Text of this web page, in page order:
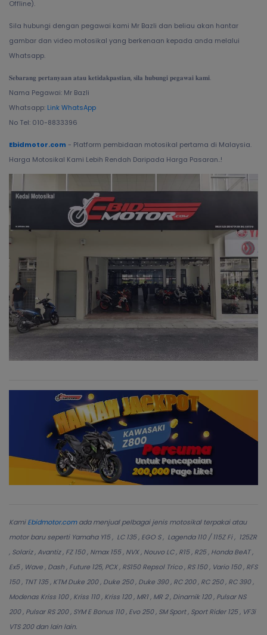
Offline).
Sila hubungi dengan pegawai kami Mr Bazli dan beliau akan hantar
gambar dan video motosikal yang berkenaan kepada anda melalui
Whatsapp.
𝐒𝐞𝐛𝐚𝐫𝐚𝐧𝐠 𝐩𝐞𝐫𝐭𝐚𝐧𝐲𝐚𝐚𝐧 𝐚𝐭𝐚𝐮 𝐤𝐞𝐭𝐢𝐝𝐚𝐤𝐩𝐚𝐬𝐭𝐢𝐚𝐧, 𝐬𝐢𝐥𝐚 𝐡𝐮𝐛𝐮𝐧𝐠𝐢 𝐩𝐞𝐠𝐚𝐰𝐚𝐢 𝐤𝐚𝐦𝐢.
Nama Pegawai: Mr Bazli
Whatsapp: Link WhatsApp
No Tel: 010-8833396
Ebidmotor.com - Platform pembidaan motosikal pertama di Malaysia.
Harga Motosikal Kami Lebih Rendah Daripada Harga Pasaran..!
KamiEbidmotor.comada menjual pelbagai jenis motosikal terpakai atau
motor baru seperti Yamaha Y15 , LC 135 , EGO S , Lagenda 110 / 115Z Fi , 125ZR
, Solariz , Avantiz , FZ 150 , Nmax 155 , NVX , Nouvo LC , R15 , R25 , Honda BeAT ,
Ex5 , Wave , Dash , Future 125, PCX , RS150 Repsol Trico , RS 150 , Vario 150 , RFS
150 , TNT 135 , KTM Duke 200 , Duke 250 , Duke 390 , RC 200 , RC 250 , RC 390 ,
Modenas Kriss 100 , Kriss 110 , Kriss 120 , MR1 , MR 2 , Dinamik 120 , Pulsar NS
200 , Pulsar RS 200 , SYM E Bonus 110 , Evo 250 , SM Sport , Sport Rider 125 , VF3i
VTS 200 dan lain lain.